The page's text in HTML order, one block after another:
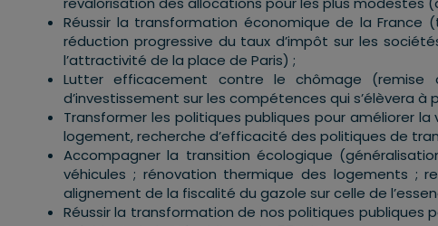
Réussir la transformation économique de la France
réduction progressive du taux d’impôt sur les
l’attractivité de la place de Paris) ;
Lutter efficacement contre le chômage
d’investissement sur les compétences qui s’élèvera à
Transformer les politiques publiques pour améliorer
logement, recherche d’efficacité des politiques de
Accompagner la transition écologique
véhicules ; rénovation thermique des logements ;
alignement de la fiscalité du gazole sur celle de
Réussir la transformation de nos politiques publiques